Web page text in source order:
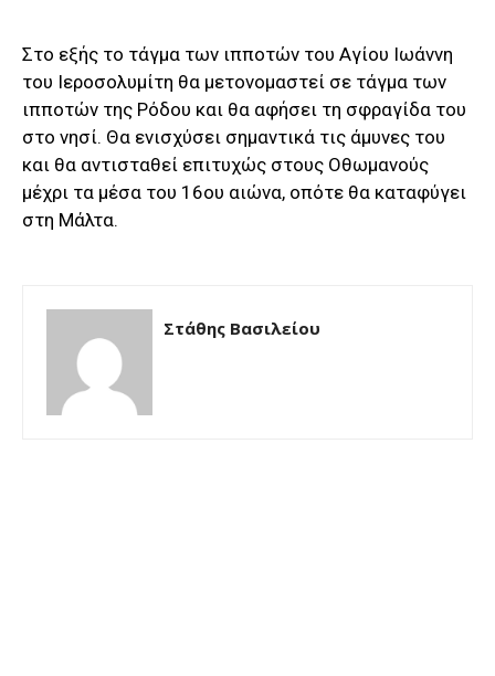
Στο εξής το τάγμα των ιπποτών του Αγίου Ιωάννη
του Ιεροσολυμίτη θα μετονομαστεί σε τάγμα των
ιπποτών της Ρόδου και θα αφήσει τη σφραγίδα του
στο νησί. Θα ενισχύσει σημαντικά τις άμυνες του
και θα αντισταθεί επιτυχώς στους Οθωμανούς
μέχρι τα μέσα του 16ου αιώνα, οπότε θα καταφύγει
στη Μάλτα.
Στάθης Βασιλείου